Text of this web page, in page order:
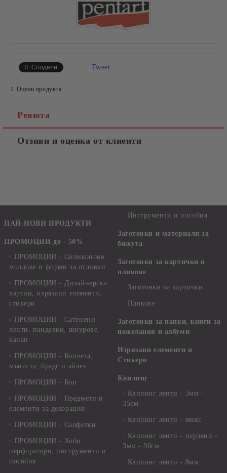
Сподели Tweet
Оцени продукта
Ревюта
Отзиви и оценка от клиенти
НАЙ-НОВИ ПРОДУКТИ
ПРОМОЦИИ до - 50%
ПРОМОЦИИ - Силиконови
молдове и форми за отливки
ПРОМОЦИИ - Дизайнерски
хартии, изрязани елементи,
стикери
ПРОМОЦИИ - Сатенени
ленти, панделки, шнурове,
канап
ПРОМОЦИИ - Копчета,
мъниста, брадс и айлет
ПРОМОЦИИ - Бои
ПРОМОЦИИ - Предмети и
елементи за декорация
ПРОМОЦИИ - Салфетки
ПРОМОЦИИ - Хоби
перфоратори, инструменти и
пособия
Инструменти и пособия
Заготовки и материали за
бижута
Заготовки за картички и
пликове
Заготовки за картички
Пликове
Заготовки за папки, книги за
пожелания и албуми
Изрязани елементи и
Стикери
Квилинг
Квилинг ленти - 3мм -
35см.
Квилинг ленти - микс
Квилинг ленти - перлени -
3мм - 30см.
Квилинг ленти - 8мм